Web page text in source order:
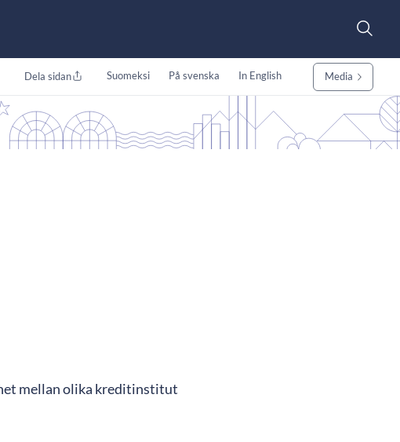
Dela sidan Suomeksi På svenska In English Media
mellan olika kreditinstitut